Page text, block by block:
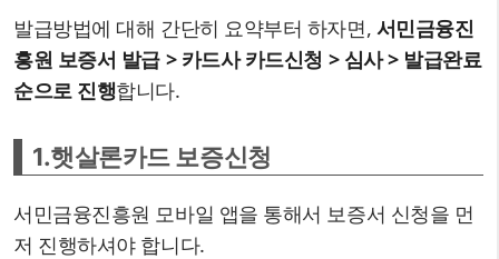
발급방법에 대해 간단히 요약부터 하자면, 서민금융진
흥원 보증서 발급 > 카드사 카드신청 > 심사 > 발급완료
순으로 진행합니다.
1.햇살론카드 보증신청
서민금융진흥원 모바일 앱을 통해서 보증서 신청을 먼
저 진행하셔야 합니다.